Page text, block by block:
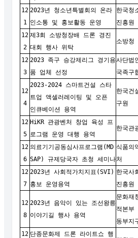
12
1
2023년 청소년특별회의 온라
인소통 및 홍보활동 운영
한국청
진흥원
12
2
제3회 소방청장배 드론 경진
대회 행사 위탁
소방청
12
3
2023 족구 승강제리그 경기용
품 업체 선정
사단법
국족구
12
4
2023-2024 스마트건설 스타
트업 액셀러레이팅 및 오픈
인큐베이션 용역
한국건
구원
12
5
HiKR 관광벤처 창업 육성 프
로그램 운영 대행 용역
한국관
12
6
의료기기공동심사프로그램(MD
SAP) 규제당국자 초청 세미나
식품의
처
12
7
2023년 사회적가치지표(SVI)
홍보 운영용역
한국사
진흥원
12
8
2023년 음악이 있는 조선왕릉
이야기길 행사 용역
문화재
적본부
동부지
12 단종문화제 드론 라이트쇼 행